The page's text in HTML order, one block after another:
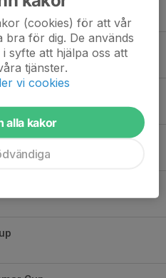
föräldramöte
(cookies) för att vår
bra för dig. De används
syfte att hjälpa oss att
tjänster.
vi cookies
alla kakor